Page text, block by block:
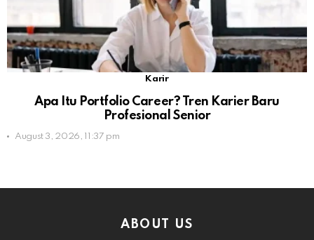
Karir
Apa Itu Portfolio Career? Tren Karier Baru
Profesional Senior
August 3, 2026, 11:37 pm
ABOUT US